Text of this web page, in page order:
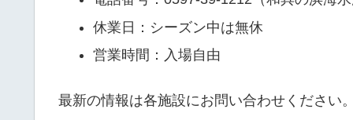
休業日：シーズン中は無休
営業時間：入場自由
最新の情報は各施設にお問い合わせください